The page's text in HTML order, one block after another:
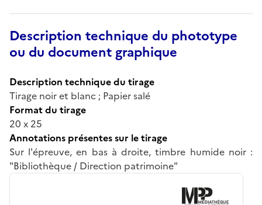
Description technique du phototype
ou du document graphique
Description technique du tirage
Tirage noir et blanc ; Papier salé
Format du tirage
20 x 25
Annotations présentes sur le tirage
Sur l'épreuve, en bas à droite, timbre humide noir :
"Bibliothèque / Direction patrimoine"